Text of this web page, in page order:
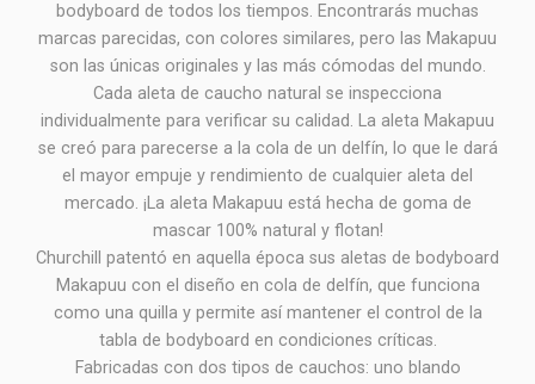
bodyboard de todos los tiempos. Encontrarás muchas
marcas parecidas, con colores similares, pero las Makapuu
son las únicas originales y las más cómodas del mundo.
Cada aleta de caucho natural se inspecciona
individualmente para verificar su calidad. La aleta Makapuu
se creó para parecerse a la cola de un delfín, lo que le dará
el mayor empuje y rendimiento de cualquier aleta del
mercado. ¡La aleta Makapuu está hecha de goma de
mascar 100% natural y flotan!
Churchill patentó en aquella época sus aletas de bodyboard
Makapuu con el diseño en cola de delfín, que funciona
como una quilla y permite así mantener el control de la
tabla de bodyboard en condiciones críticas.
Fabricadas con dos tipos de cauchos: uno blando